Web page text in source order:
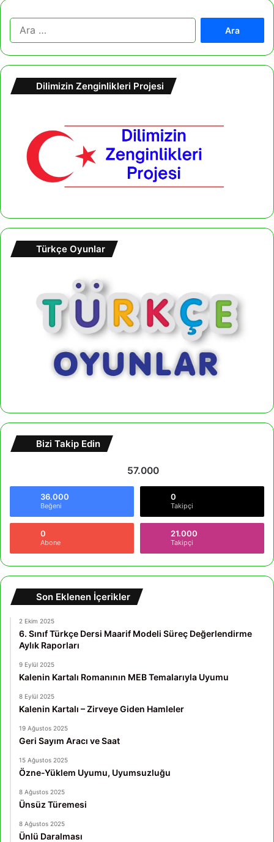
Dilimizin Zenginlikleri Projesi
Türkçe Oyunlar
Bizi Takip Edin
57.000
36.000
Beğeni
0
Takipçi
0
Abone
21.000
Takipçi
Son Eklenen İçerikler
2 Ekim 2025
6. Sınıf Türkçe Dersi Maarif Modeli Süreç Değerlendirme
Aylık Raporları
9 Eylül 2025
Kalenin Kartalı Romanının MEB Temalarıyla Uyumu
8 Eylül 2025
Kalenin Kartalı – Zirveye Giden Hamleler
19 Ağustos 2025
Geri Sayım Aracı ve Saat
15 Ağustos 2025
Özne-Yüklem Uyumu, Uyumsuzluğu
8 Ağustos 2025
Ünsüz Türemesi
8 Ağustos 2025
Ünlü Daralması